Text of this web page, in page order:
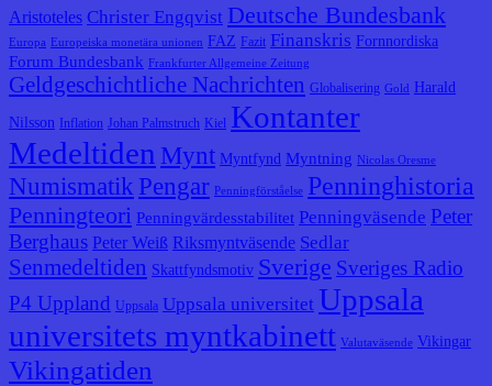
Aristoteles Christer Engqvist Deutsche Bundesbank
Europa Europeiska monetära unionen FAZ Fazit Finanskris Fornnordiska
Forum Bundesbank Frankfurter Allgemeine Zeitung
Geldgeschichtliche Nachrichten Globalisering Gold Harald
Nilsson Inflation Johan Palmstruch Kiel Kontanter
Medeltiden Mynt Myntfynd Myntning Nicolas Oresme
Numismatik Pengar Penningförståelse Penninghistoria
Penningteori Penningvärdesstabilitet Penningväsende Peter
Berghaus Peter Weiß Riksmyntväsende Sedlar
Senmedeltiden Skattfyndsmotiv Sverige Sveriges Radio
P4 Uppland Uppsala Uppsala universitet Uppsala
universitets myntkabinett Valutaväsende Vikingar
Vikingatiden